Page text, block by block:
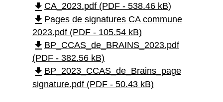
file_download CA_2023.pdf (PDF - 538.46 kB)
file_download Pages de signatures CA commune
2023.pdf (PDF - 105.54 kB)
file_download BP_CCAS_de_BRAINS_2023.pdf
(PDF - 382.56 kB)
file_download BP_2023_CCAS_de_Brains_page
signature.pdf (PDF - 50.43 kB)